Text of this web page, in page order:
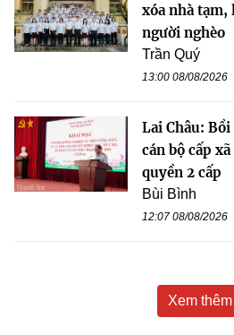
xóa nhà tạm,
người nghèo
Trần Quý
13:00 08/08/2026
Lai Châu:
cán bộ cấp
quyền 2 cấp
Bùi Bình
12:07 08/08/2026
Xem thêm